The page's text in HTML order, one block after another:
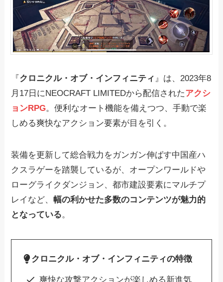
『 クロニクル・オブ・インフィニティ 』は、2023年8
月17日にNEOCRAFT LIMITEDから配信されたアクシ
ョンRPG。便利なオート機能を備えつつ、手動で楽
しめる爽快なアクション要素が目を引く。
装備を更新して総合戦力をガンガン伸ばす中国産ハ
クスラゲーを踏襲しているが、オープンワールドや
ローグライクダンジョン、都市建設要素にマルチプ
レイなど、幅の利かせた多数のコンテンツが魅力的
となっている。
クロニクル・オブ・インフィニティの特徴
爽快な攻撃アクションが楽しめる新進気